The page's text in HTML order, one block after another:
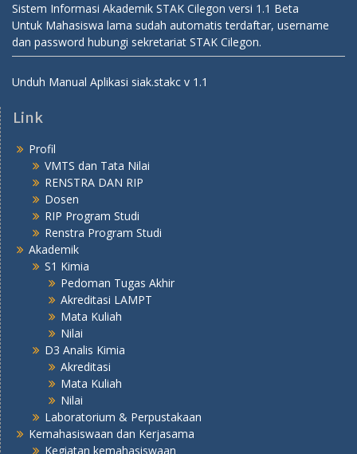
Sistem Informasi Akademik STAK Cilegon versi 1.1 Beta
Untuk Mahasiswa lama sudah automatis terdaftar, username
dan password hubungi sekretariat STAK Cilegon.
Unduh Manual Aplikasi siak.stakc v 1.1
Link
Profil
VMTS dan Tata Nilai
RENSTRA DAN RIP
Dosen
RIP Program Studi
Renstra Program Studi
Akademik
S1 Kimia
Pedoman Tugas Akhir
Akreditasi LAMPT
Mata Kuliah
Nilai
D3 Analis Kimia
Akreditasi
Mata Kuliah
Nilai
Laboratorium & Perpustakaan
Kemahasiswaan dan Kerjasama
Kegiatan kemahasiswaan